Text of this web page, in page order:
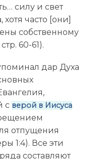
силу и свет
хотя часто [они]
собственному
60-61).
дар Духа
с верой в Иисуса
отпущения
1:4). Все эти
составляют